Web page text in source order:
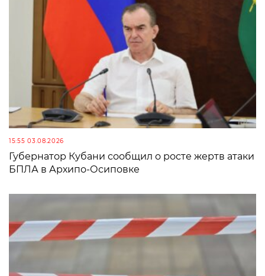
15:55 03.08.2026
Губернатор Кубани сообщил о росте жертв атаки
БПЛА в Архипо-Осиповке